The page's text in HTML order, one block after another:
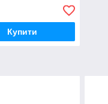
Купити